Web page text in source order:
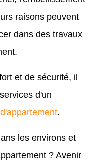
raisons peuvent
dans des travaux
et de sécurité, il
d'un
.
les environs et
? Avenir